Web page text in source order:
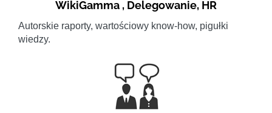
WikiGamma , Delegowanie, HR
Autorskie raporty, wartościowy know-how, pigułki
wiedzy.